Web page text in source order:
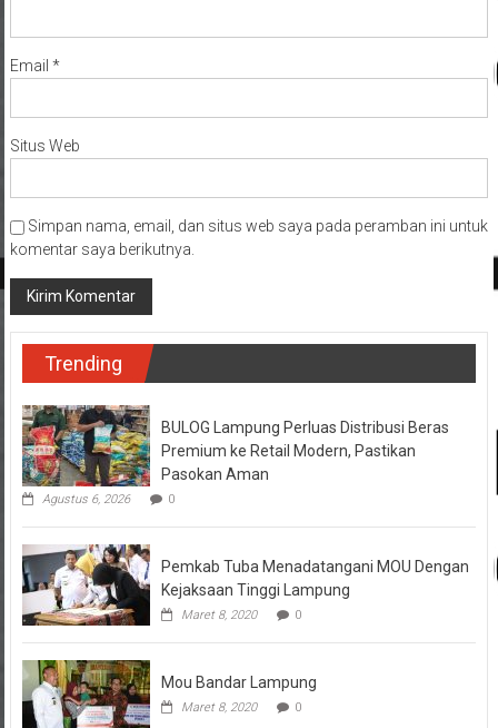
Email *
Situs Web
Simpan nama, email, dan situs web saya pada peramban ini untuk
komentar saya berikutnya.
Trending
BULOG Lampung Perluas Distribusi Beras
Premium ke Retail Modern, Pastikan
Pasokan Aman
Agustus 6, 2026 0
Pemkab Tuba Menadatangani MOU Dengan
Kejaksaan Tinggi Lampung
Maret 8, 2020 0
Mou Bandar Lampung
Maret 8, 2020 0